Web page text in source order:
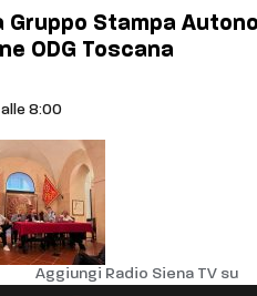
Stampa
ODG Toscana
alle 8:00
Aggiungi Radio Siena TV su